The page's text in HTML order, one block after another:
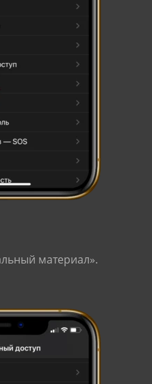
материал».